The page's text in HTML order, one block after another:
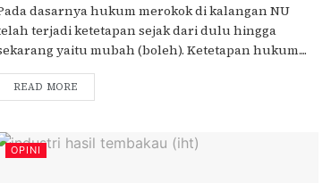
dasarnya hukum merokok di kalangan NU
terjadi ketetapan sejak dari dulu hingga
yaitu mubah (boleh). Ketetapan hukum....
READ MORE
OPINI